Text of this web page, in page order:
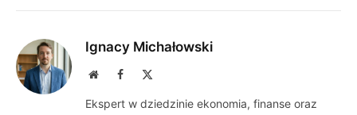
Ignacy Michałowski
WebsiteFacebook
Ekspert w dziedzinie ekonomia, finanse oraz